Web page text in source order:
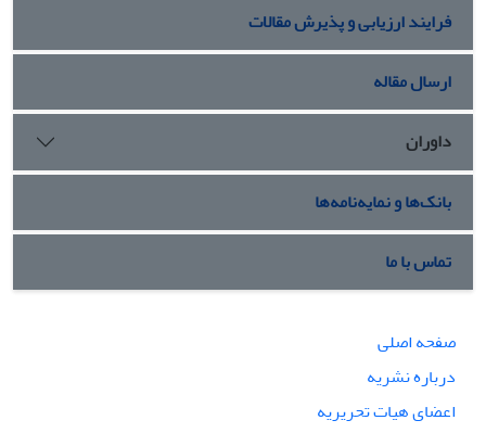
فرایند ارزیابی و پذیرش مقالات
ارسال مقاله
داوران
بانک‌ها و نمایه‌نامه‌ها
تماس با ما
صفحه اصلی
درباره نشریه
اعضای هیات تحریریه